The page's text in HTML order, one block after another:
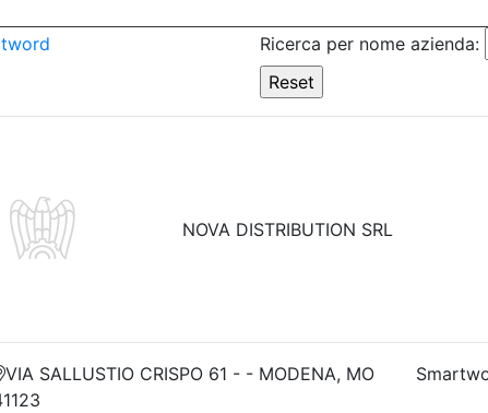
Ricerca per nome azienda:
NOVA DISTRIBUTION SRL
VIA SALLUSTIO CRISPO 61 - - MODENA, MO